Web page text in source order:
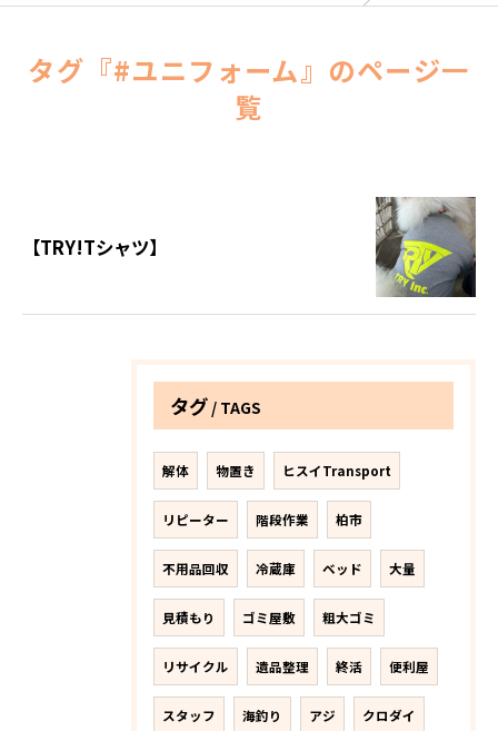
タグ『#ユニフォーム』のページ一
覧
【TRY!Tシャツ】
タグ TAGS
解体 物置き ヒスイTransport
リピーター 階段作業 柏市
不用品回収 冷蔵庫 ベッド 大量
見積もり ゴミ屋敷 粗大ゴミ
リサイクル 遺品整理 終活 便利屋
スタッフ 海釣り アジ クロダイ